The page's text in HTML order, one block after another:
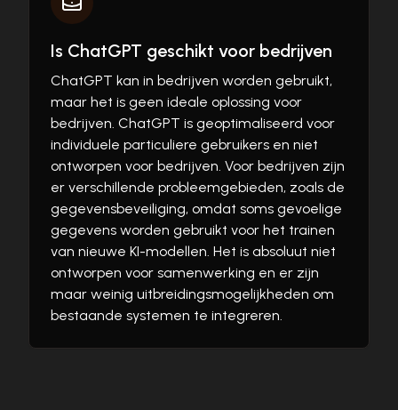
Is ChatGPT geschikt voor bedrijven
ChatGPT kan in bedrijven worden gebruikt,
maar het is geen ideale oplossing voor
bedrijven. ChatGPT is geoptimaliseerd voor
individuele particuliere gebruikers en niet
ontworpen voor bedrijven. Voor bedrijven zijn
er verschillende probleemgebieden, zoals de
gegevensbeveiliging, omdat soms gevoelige
gegevens worden gebruikt voor het trainen
van nieuwe KI-modellen. Het is absoluut niet
ontworpen voor samenwerking en er zijn
maar weinig uitbreidingsmogelijkheden om
bestaande systemen te integreren.